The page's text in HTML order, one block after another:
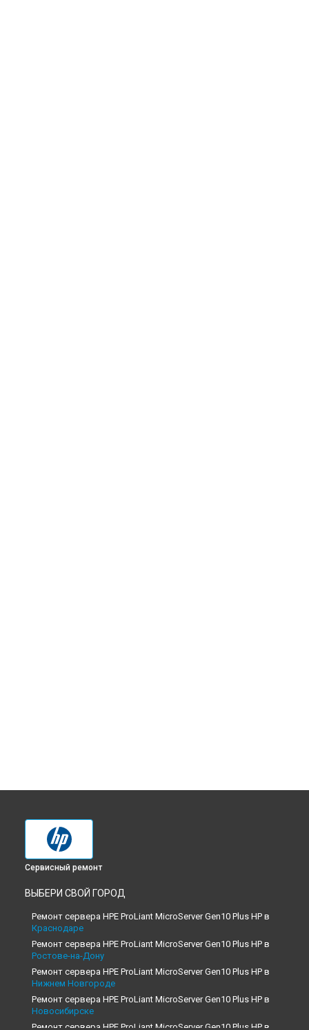
Сервисный ремонт
ВЫБЕРИ СВОЙ ГОРОД
Ремонт сервера HPE ProLiant MicroServer Gen10 Plus HP в
Краснодаре
Ремонт сервера HPE ProLiant MicroServer Gen10 Plus HP в
Ростове-на-Дону
Ремонт сервера HPE ProLiant MicroServer Gen10 Plus HP в
Нижнем Новгороде
Ремонт сервера HPE ProLiant MicroServer Gen10 Plus HP в
Новосибирске
Ремонт сервера HPE ProLiant MicroServer Gen10 Plus HP в